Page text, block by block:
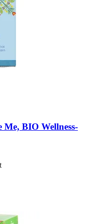
Me, BIO Wellness-​